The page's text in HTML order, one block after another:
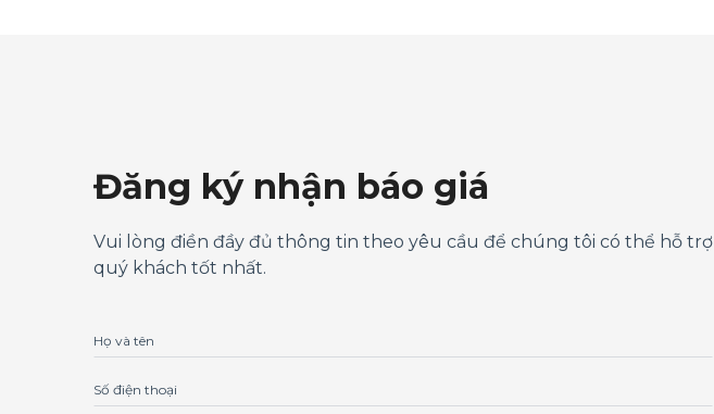
Đăng ký nhận báo giá
Vui lòng điền đầy đủ thông tin theo yêu cầu để chúng tôi có thể hỗ trợ
quý khách tốt nhất.
Họ và tên
Số điện thoại